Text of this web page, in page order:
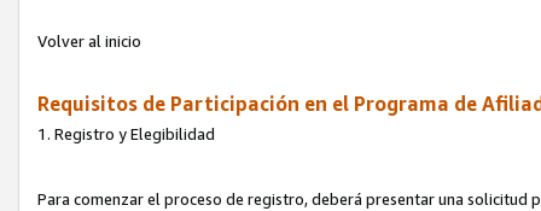
Volver al inicio
Requisitos de Participación en el Programa de
1. Registro y Elegibilidad
Para comenzar el proceso de registro, deberá presentar una solicitud